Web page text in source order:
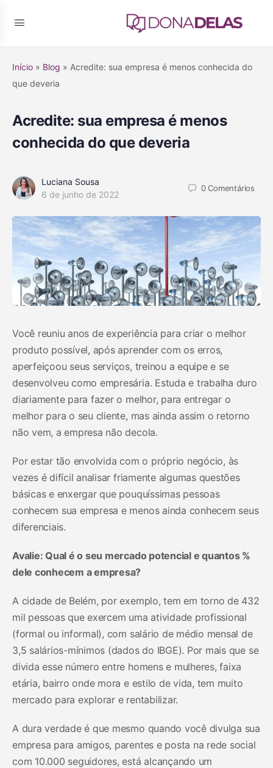
Início » Blog » Acredite: sua empresa é menos conhecida do
que deveria
Acredite: sua empresa é menos
conhecida do que deveria
Luciana Sousa
6 de junho de 2022
0Comentários
Você reuniu anos de experiência para criar o melhor
produto possível, após aprender com os erros,
aperfeiçoou seus serviços, treinou a equipe e se
desenvolveu como empresária. Estuda e trabalha duro
diariamente para fazer o melhor, para entregar o
melhor para o seu cliente, mas ainda assim o retorno
não vem, a empresa não decola.
Por estar tão envolvida com o próprio negócio, às
vezes é difícil analisar friamente algumas questões
básicas e enxergar que pouquíssimas pessoas
conhecem sua empresa e menos ainda conhecem seus
diferenciais.
Avalie: Qual é o seu mercado potencial e quantos %
dele conhecem a empresa?
A cidade de Belém, por exemplo, tem em torno de 432
mil pessoas que exercem uma atividade profissional
(formal ou informal), com salário de médio mensal de
3,5 salários-mínimos (dados do IBGE). Por mais que se
divida esse número entre homens e mulheres, faixa
etária, bairro onde mora e estilo de vida, tem muito
mercado para explorar e rentabilizar.
A dura verdade é que mesmo quando você divulga sua
empresa para amigos, parentes e posta na rede social
com 10.000 seguidores, está alcançando um